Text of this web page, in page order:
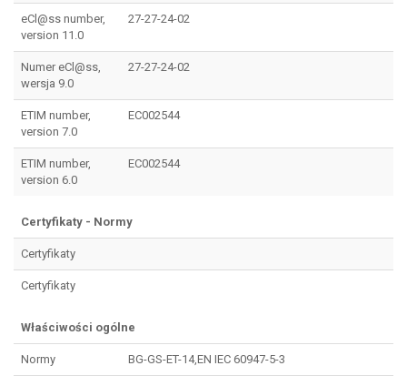
eCl@ss number,
version 11.0
27-27-24-02
Numer eCl@ss,
wersja 9.0
27-27-24-02
ETIM number,
version 7.0
EC002544
ETIM number,
version 6.0
EC002544
Certyfikaty - Normy
Certyfikaty
Certyfikaty
Właściwości ogólne
Normy BG-GS-ET-14,EN IEC 60947-5-3